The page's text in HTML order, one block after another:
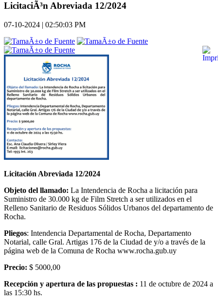
LicitaciÃ³n Abreviada 12/2024
07-10-2024 | 02:50:03 PM
Licitación Abreviada 12/2024
Objeto del llamado: La Intendencia de Rocha a licitación para
Suministro de 30.000 kg de Film Stretch a ser utilizados en el
Relleno Sanitario de Residuos Sólidos Urbanos del departamento de
Rocha.
Pliegos: Intendencia Departamental de Rocha, Departamento
Notarial, calle Gral. Artigas 176 de la Ciudad de y/o a través de la
página web de la Comuna de Rocha www.rocha.gub.uy
Precio: $ 5000,00
Recepción y apertura de las propuestas : 11 de octubre de 2024 a
las 15:30 hs.